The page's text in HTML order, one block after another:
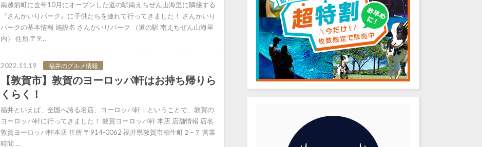
南越前町に去年10月にオープンした道の駅南えちぜん山海里に隣接する
『さんかいりパーク』に子供たちを連れて行ってきました！ さんかいり
パークの基本情報 施設名 さんかいりパーク （道の駅 南えちぜん山海里
内） 住所 〒9…
2022.11.19 福井のグルメ情報
【敦賀市】敦賀のヨーロッパ軒はお持ち帰りら
くらく！
福井といえば、全国へ誇る名店、ヨーロッパ軒！ということで、敦賀の
ヨーロッパ軒に行ってきました！ 敦賀ヨーロッパ軒 本店 店舗情報 店名
敦賀ヨーロッパ軒本店 住所 〒914-0062 福井県敦賀市相生町２−７ 営業
時間 …